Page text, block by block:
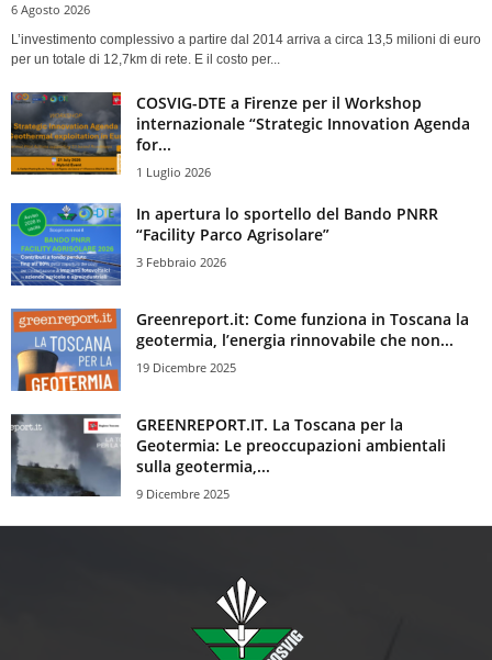
6 Agosto 2026
L’investimento complessivo a partire dal 2014 arriva a circa 13,5 milioni di euro
per un totale di 12,7km di rete. E il costo per...
COSVIG-DTE a Firenze per il Workshop
internazionale “Strategic Innovation Agenda
for...
1 Luglio 2026
In apertura lo sportello del Bando PNRR
“Facility Parco Agrisolare”
3 Febbraio 2026
Greenreport.it: Come funziona in Toscana la
geotermia, l’energia rinnovabile che non...
19 Dicembre 2025
GREENREPORT.IT. La Toscana per la
Geotermia: Le preoccupazioni ambientali
sulla geotermia,...
9 Dicembre 2025